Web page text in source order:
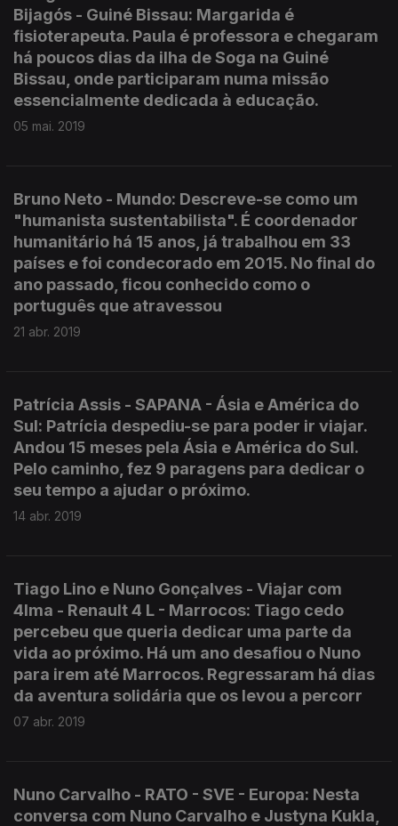
Bijagós - Guiné Bissau: Margarida é
fisioterapeuta. Paula é professora e chegaram
há poucos dias da ilha de Soga na Guiné
Bissau, onde participaram numa missão
essencialmente dedicada à educação.
05 mai. 2019
Bruno Neto - Mundo: Descreve-se como um
"humanista sustentabilista". É coordenador
humanitário há 15 anos, já trabalhou em 33
países e foi condecorado em 2015. No final do
ano passado, ficou conhecido como o
português que atravessou
21 abr. 2019
Patrícia Assis - SAPANA - Ásia e América do
Sul: Patrícia despediu-se para poder ir viajar.
Andou 15 meses pela Ásia e América do Sul.
Pelo caminho, fez 9 paragens para dedicar o
seu tempo a ajudar o próximo.
14 abr. 2019
Tiago Lino e Nuno Gonçalves - Viajar com
4lma - Renault 4 L - Marrocos: Tiago cedo
percebeu que queria dedicar uma parte da
vida ao próximo. Há um ano desafiou o Nuno
para irem até Marrocos. Regressaram há dias
da aventura solidária que os levou a percorr
07 abr. 2019
Nuno Carvalho - RATO - SVE - Europa: Nesta
conversa com Nuno Carvalho e Justyna Kukla,